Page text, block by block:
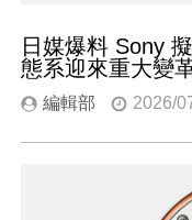
日媒爆料 Sony
態系迎來重大變
編輯部 2026/